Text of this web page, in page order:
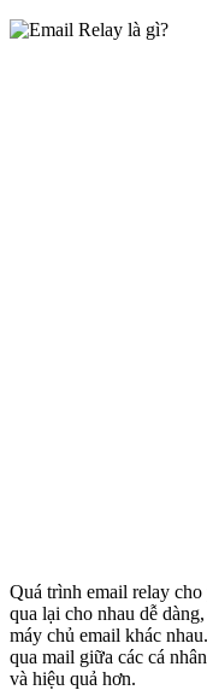
Quá trình email relay
qua lại cho nhau dễ
máy chủ email khác
qua mail giữa các cá
và hiệu quả hơn.